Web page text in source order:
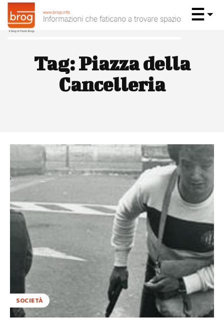
Tag:Piazza della
Cancelleria
SOCIETÀ